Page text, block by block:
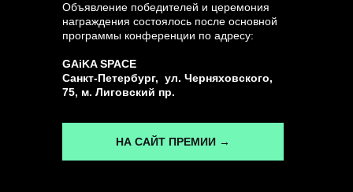
Объявление победителей и церемония
награждения состоялось после основной
программы конференции по адресу:
GAiKA SPACE
Санкт-Петербург, ул. Черняховского,
75, м. Лиговский пр.
НА САЙТ ПРЕМИИ →
ГЕНЕРАЛЬНЫЙ ИНФОПАРТНЕР
CONVERSATIONS